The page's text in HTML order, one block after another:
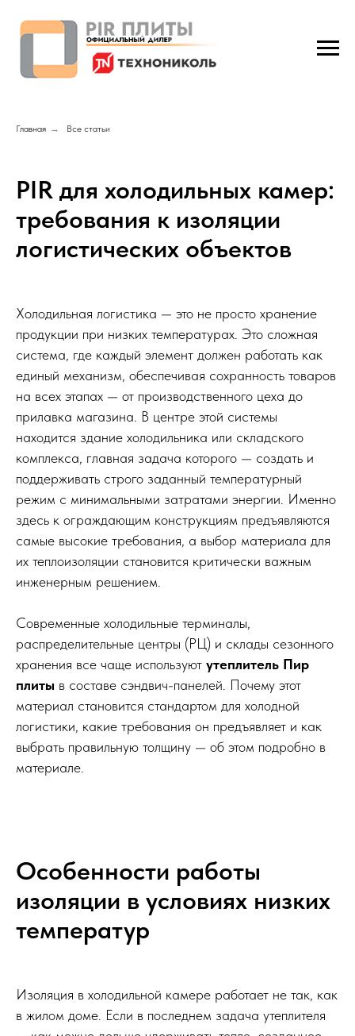
Главная → Все статьи
PIR для холодильных камер:
требования к изоляции
логистических объектов
Холодильная логистика — это не просто хранение
продукции при низких температурах. Это сложная
система, где каждый элемент должен работать как
единый механизм, обеспечивая сохранность товаров
на всех этапах — от производственного цеха до
прилавка магазина. В центре этой системы
находится здание холодильника или складского
комплекса, главная задача которого — создать и
поддерживать строго заданный температурный
режим с минимальными затратами энергии. Именно
здесь к ограждающим конструкциям предъявляются
самые высокие требования, а выбор материала для
их теплоизоляции становится критически важным
инженерным решением.
Современные холодильные терминалы,
распределительные центры (РЦ) и склады сезонного
хранения все чаще используют утеплитель Пир
плиты в составе сэндвич-панелей. Почему этот
материал становится стандартом для холодной
логистики, какие требования он предъявляет и как
выбрать правильную толщину — об этом подробно в
материале.
Особенности работы
изоляции в условиях низких
температур
Изоляция в холодильной камере работает не так, как
в жилом доме. Если в последнем задача утеплителя